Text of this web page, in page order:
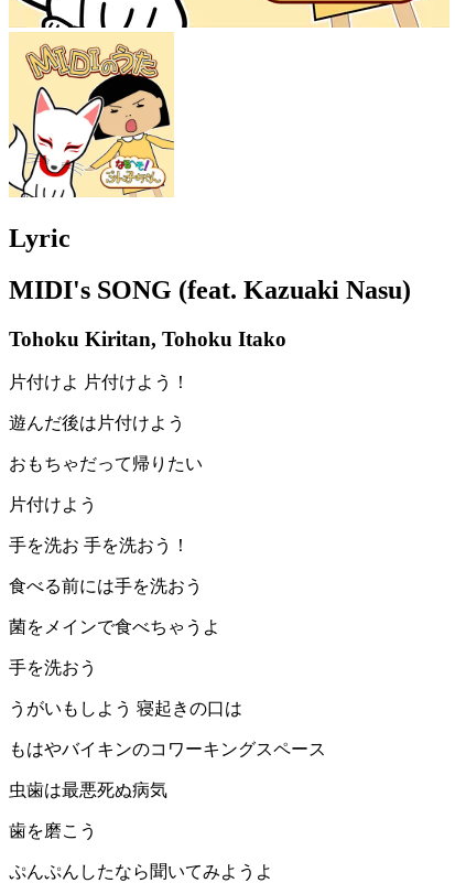
Lyric
MIDI's SONG (feat. Kazuaki Nasu)
Tohoku Kiritan, Tohoku Itako
片付けよ 片付けよう！
遊んだ後は片付けよう
おもちゃだって帰りたい
片付けよう
手を洗お 手を洗おう！
食べる前には手を洗おう
菌をメインで食べちゃうよ
手を洗おう
うがいもしよう 寝起きの口は
もはやバイキンのコワーキングスペース
虫歯は最悪死ぬ病気
歯を磨こう
ぷんぷんしたなら聞いてみようよ